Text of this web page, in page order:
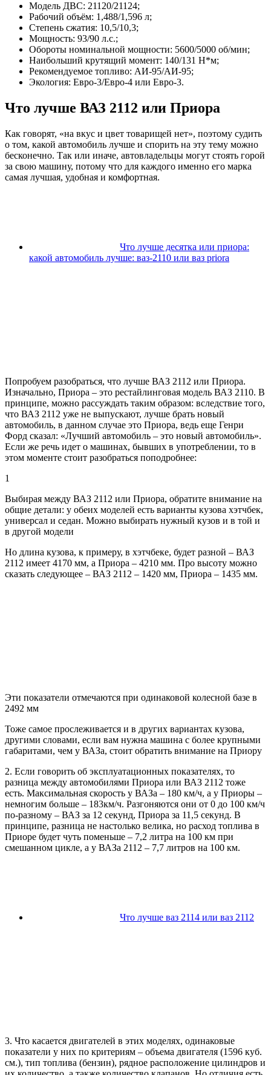
Модель ДВС: 21120/21124;
Рабочий объём: 1,488/1,596 л;
Степень сжатия: 10,5/10,3;
Мощность: 93/90 л.с.;
Обороты номинальной мощности: 5600/5000 об/мин;
Наибольший крутящий момент: 140/131 Н*м;
Рекомендуемое топливо: АИ-95/АИ-95;
Экология: Евро-3/Евро-4 или Евро-3.
Что лучше ВАЗ 2112 или Приора
Как говорят, «на вкус и цвет товарищей нет», поэтому судить
о том, какой автомобиль лучше и спорить на эту тему можно
бесконечно. Так или иначе, автовладельцы могут стоять горой
за свою машину, потому что для каждого именно его марка
самая лучшая, удобная и комфортная.
Что лучше десятка или приора:
какой автомобиль лучше: ваз-2110 или ваз priora
Попробуем разобраться, что лучше ВАЗ 2112 или Приора.
Изначально, Приора – это рестайлинговая модель ВАЗ 2110. В
принципе, можно рассуждать таким образом: вследствие того,
что ВАЗ 2112 уже не выпускают, лучше брать новый
автомобиль, в данном случае это Приора, ведь еще Генри
Форд сказал: «Лучший автомобиль – это новый автомобиль».
Если же речь идет о машинах, бывших в употреблении, то в
этом моменте стоит разобраться поподробнее:
1
Выбирая между ВАЗ 2112 или Приора, обратите внимание на
общие детали: у обеих моделей есть варианты кузова хэтчбек,
универсал и седан. Можно выбирать нужный кузов и в той и
в другой модели
Но длина кузова, к примеру, в хэтчбеке, будет разной – ВАЗ
2112 имеет 4170 мм, а Приора – 4210 мм. Про высоту можно
сказать следующее – ВАЗ 2112 – 1420 мм, Приора – 1435 мм.
Эти показатели отмечаются при одинаковой колесной базе в
2492 мм
Тоже самое прослеживается и в других вариантах кузова,
другими словами, если вам нужна машина с более крупными
габаритами, чем у ВАЗа, стоит обратить внимание на Приору
2. Если говорить об эксплуатационных показателях, то
разница между автомобилями Приора или ВАЗ 2112 тоже
есть. Максимальная скорость у ВАЗа – 180 км/ч, а у Приоры –
немногим больше – 183км/ч. Разгоняются они от 0 до 100 км/ч
по-разному – ВАЗ за 12 секунд, Приора за 11,5 секунд. В
принципе, разница не настолько велика, но расход топлива в
Приоре будет чуть поменьше – 7,2 литра на 100 км при
смешанном цикле, а у ВАЗа 2112 – 7,7 литров на 100 км.
Что лучше ваз 2114 или ваз 2112
3. Что касается двигателей в этих моделях, одинаковые
показатели у них по критериям – объема двигателя (1596 куб.
см.), тип топлива (бензин), рядное расположение цилиндров и